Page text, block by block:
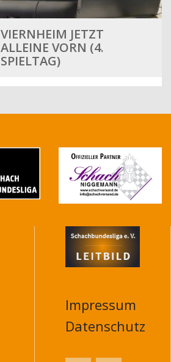
VIERNHEIM JETZT
ALLEINE VORN (4.
SPIELTAG)
Impressum
Datenschutz